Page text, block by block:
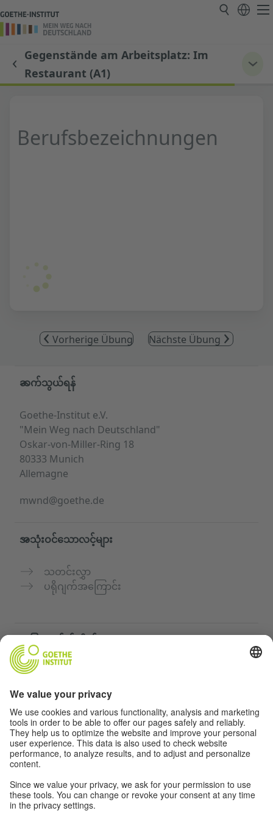
Gegenstände am Arbeitsplatz: Im
Restaurant (A1)
Berufsbezeichnungen
Vorherige Übung Nächste Übung
Service- und Informationsbereich
ဆက်သွယ်ရန်
Goethe-Institut e.V.
"Mein Weg nach Deutschland"
Oskar-von-Miller-Ring 18
80333 Munich
Allemagne
mwnd@goethe.de
အသုံးဝင်သောလင့်များ
သတင်းလွှာ
ပရိုဂျက်အကြောင်း
Goethe-Institut ၏ ဂျာမန်ဘာသာသင်တန်းများ
ဆရာများအတွက်ပေါ်တယ် "Deutschstunde"
ကိုယ်ရေးအချက်အလက်နှင့် ဝင်ရောက်နိုင်မှု
ကိုယ်ရေးလုံခြုံမှုသတ်မှတ်ချက်များ